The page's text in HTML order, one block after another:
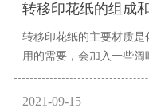
转移印花纸的组成
转移印花纸的主要材质
用的需要，会加入一些阔
2021-09-15